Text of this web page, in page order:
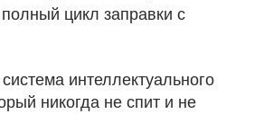
цикл заправки с
интеллектуального
никогда не спит и не